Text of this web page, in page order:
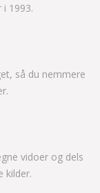
1993.
så du nemmere
vidoer og dels
kilder.